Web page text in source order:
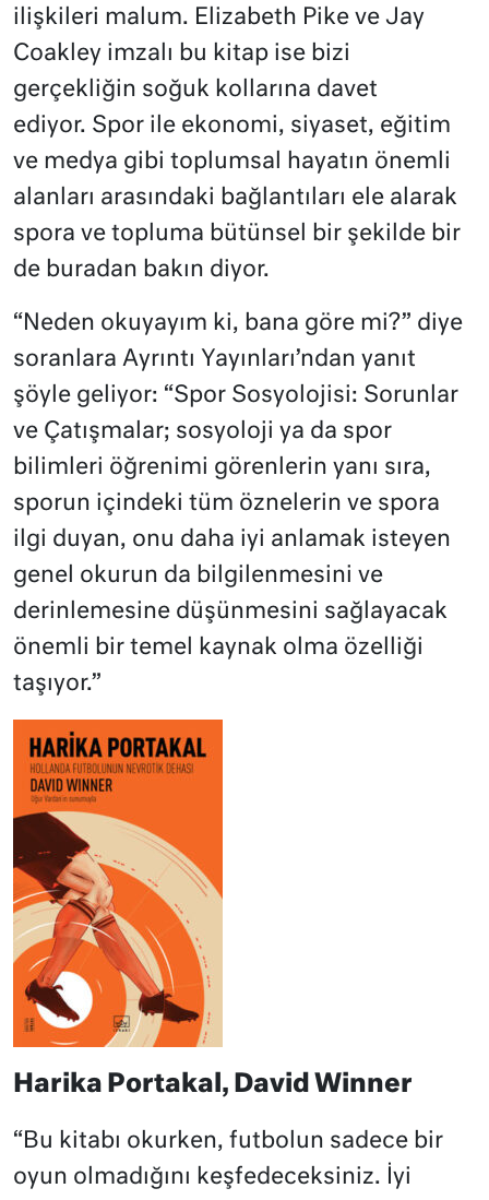
ilişkileri malum. Elizabeth Pike ve Jay
Coakley imzalı bu kitap ise bizi
gerçekliğin soğuk kollarına davet
ediyor. Spor ile ekonomi, siyaset, eğitim
ve medya gibi toplumsal hayatın önemli
alanları arasındaki bağlantıları ele alarak
spora ve topluma bütünsel bir şekilde bir
de buradan bakın diyor.
“Neden okuyayım ki, bana göre mi?” diye
soranlara Ayrıntı Yayınları’ndan yanıt
şöyle geliyor: “Spor Sosyolojisi: Sorunlar
ve Çatışmalar; sosyoloji ya da spor
bilimleri öğrenimi görenlerin yanı sıra,
sporun içindeki tüm öznelerin ve spora
ilgi duyan, onu daha iyi anlamak isteyen
genel okurun da bilgilenmesini ve
derinlemesine düşünmesini sağlayacak
önemli bir temel kaynak olma özelliği
taşıyor.”
Harika Portakal, David Winner
“Bu kitabı okurken, futbolun sadece bir
oyun olmadığını keşfedeceksiniz. İyi